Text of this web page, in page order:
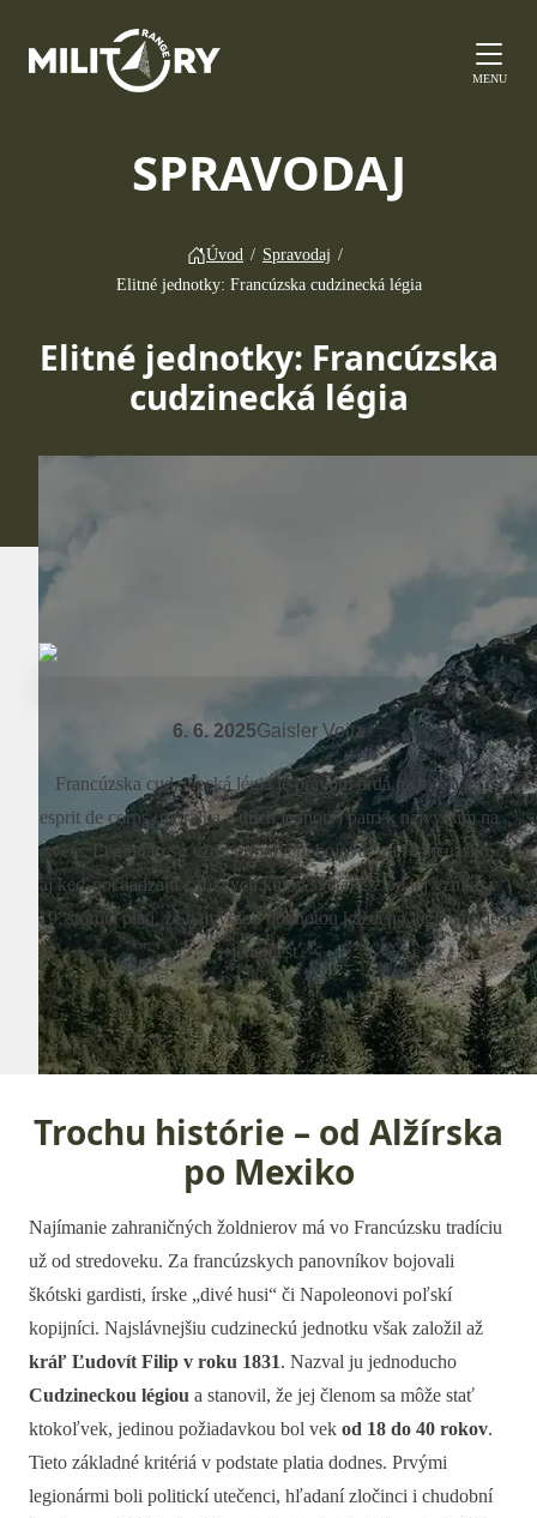
MENU
SPRAVODAJ
Úvod / Spravodaj /
Elitné jednotky: Francúzska cudzinecká légia
Elitné jednotky: Francúzska
cudzinecká légia
6. 6. 2025Gaisler Vojta
Francúzska cudzinecká légia je právom hrdá na to, že jej
esprit de corps (morálka a duch jednoty) patrí k najvyšším na
svete. Legionári sú vždy pripravení bojovať za Francúzsko,
aj keď pochádzajú z rôznych kútov sveta. Už od jej vzniku v
19. storočí platí, že najvyššou hodnotou každého legionára je
jeho česť.
Trochu histórie – od Alžírska
po Mexiko
Najímanie zahraničných žoldnierov má vo Francúzsku tradíciu
už od stredoveku. Za francúzskych panovníkov bojovali
škótski gardisti, írske „divé husi“ či Napoleonovi poľskí
kopijníci. Najslávnejšiu cudzineckú jednotku však založil až
kráľ Ľudovít Filip v roku 1831. Nazval ju jednoducho
Cudzineckou légiou a stanovil, že jej členom sa môže stať
ktokoľvek, jedinou požiadavkou bol vek od 18 do 40 rokov.
Tieto základné kritériá v podstate platia dodnes. Prvými
legionármi boli politickí utečenci, hľadaní zločinci i chudobní